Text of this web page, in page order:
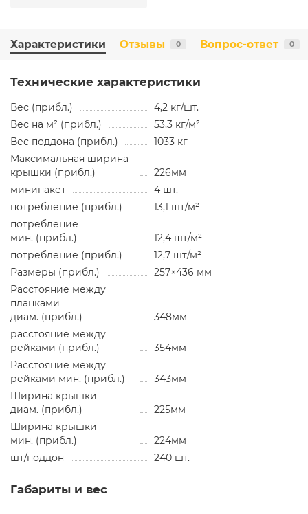
Характеристики Отзывы 0 Вопрос-ответ 0
Технические характеристики
Вес (прибл.)
4,2 кг/шт.
Вес на м² (прибл.)
53,3 кг/м²
Вес поддона (прибл.)
1033 кг
Максимальная ширина
крышки (прибл.)
226мм
минипакет
4 шт.
потребление (прибл.)
13,1 шт/м²
потребление
мин. (прибл.)
12,4 шт/м²
потребление (прибл.)
12,7 шт/м²
Размеры (прибл.)
257×436 мм
Расстояние между
планками
диам. (прибл.)
348мм
расстояние между
рейками (прибл.)
354мм
Расстояние между
рейками мин. (прибл.)
343мм
Ширина крышки
диам. (прибл.)
225мм
Ширина крышки
мин. (прибл.)
224мм
шт/поддон
240 шт.
Габариты и вес